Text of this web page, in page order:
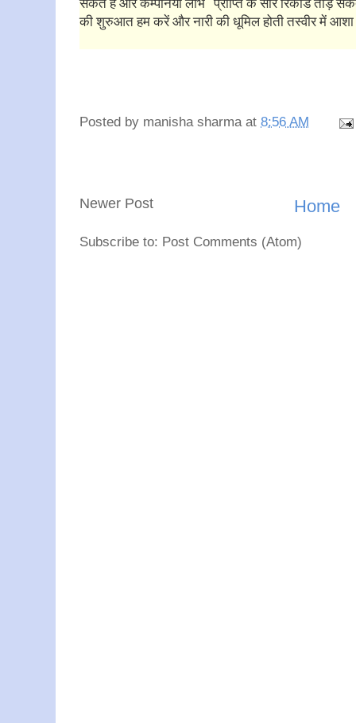
सकते है और कम्पनियाँ लाभ प्राप्ति के सारे रिकॉर्ड तोड़
की शुरुआत हम करें और नारी की धूमिल होती तस्वीर में
Posted by manisha sharma at 8:56 AM
Newer Post Home
Subscribe to: Post Comments (Atom)